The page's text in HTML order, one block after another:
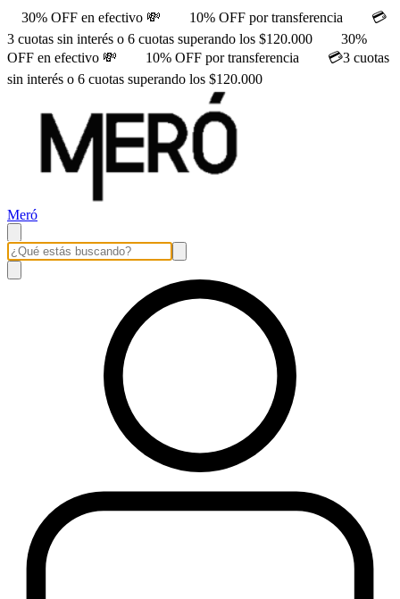
30% OFF en efectivo 💸 10% OFF por transferencia
💳
3 cuotas sin interés o 6 cuotas superando los $120.000
30%
OFF en efectivo 💸
10% OFF por transferencia
💳3 cuotas
sin interés o 6 cuotas superando los $120.000
Meró